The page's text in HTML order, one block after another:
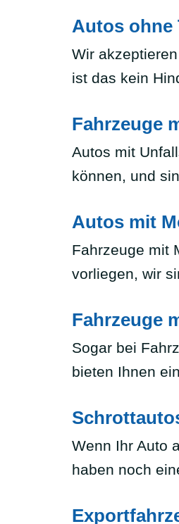
Autos ohne
Wir
ist das kein
Fahrzeuge
Autos mit
können, und
Autos mit
Fahrzeuge mit
vorliegen, wir
Fahrzeuge
Sogar bei
bieten Ihnen
Wenn Ihr Auto
haben noch